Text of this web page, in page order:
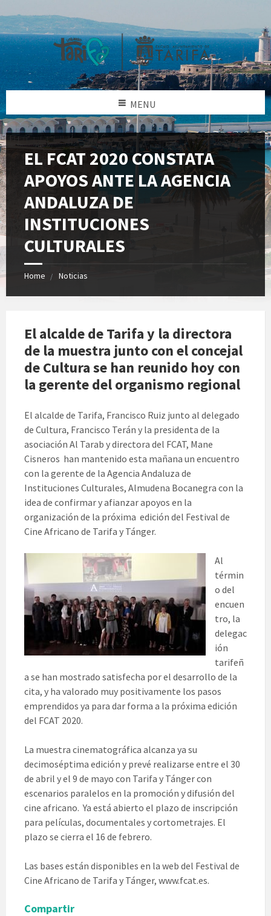
MENU
EL FCAT 2020 CONSTATA
APOYOS ANTE LA AGENCIA
ANDALUZA DE
INSTITUCIONES
CULTURALES
Home Noticias
El alcalde de Tarifa y la directora
de la muestra junto con el concejal
de Cultura se han reunido hoy con
la gerente del organismo regional
El alcalde de Tarifa, Francisco Ruiz junto al delegado
de Cultura, Francisco Terán y la presidenta de la
asociación Al Tarab y directora del FCAT, Mane
Cisneros han mantenido esta mañana un encuentro
con la gerente de la Agencia Andaluza de
Instituciones Culturales, Almudena Bocanegra con la
idea de confirmar y afianzar apoyos en la
organización de la próxima edición del Festival de
Cine Africano de Tarifa y Tánger.
Al
términ
o del
encuen
tro, la
delegac
ión
tarifeñ
a se han mostrado satisfecha por el desarrollo de la
cita, y ha valorado muy positivamente los pasos
emprendidos ya para dar forma a la próxima edición
del FCAT 2020.
La muestra cinematográfica alcanza ya su
decimoséptima edición y prevé realizarse entre el 30
de abril y el 9 de mayo con Tarifa y Tánger con
escenarios paralelos en la promoción y difusión del
cine africano. Ya está abierto el plazo de inscripción
para películas, documentales y cortometrajes. El
plazo se cierra el 16 de febrero.
Las bases están disponibles en la web del Festival de
Cine Africano de Tarifa y Tánger, www.fcat.es.
Compartir